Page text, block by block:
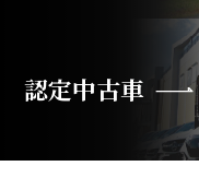
認定中古車